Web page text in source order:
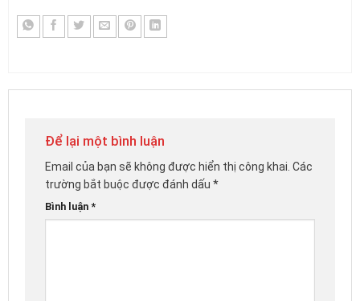
Để lại một bình luận
Email của bạn sẽ không được hiển thị công khai. Các
trường bắt buộc được đánh dấu *
Bình luận *